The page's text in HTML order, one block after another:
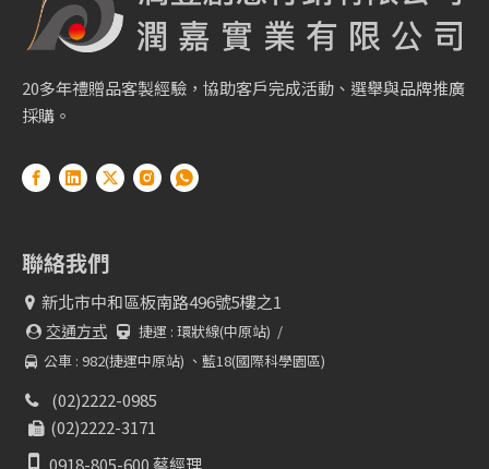
20多年禮贈品客製經驗，協助客戶完成活動、選舉與品牌推廣
採購。
聯絡我們
 新北市中和區板南路496號5樓之1
 交通方式  捷運 : 環狀線(中原站) /
 公車 : 982(捷運中原站) 、藍18(國際科學園區)
 (02)2222-0985
(02)2222-3171
 0918-805-600 蔡經理